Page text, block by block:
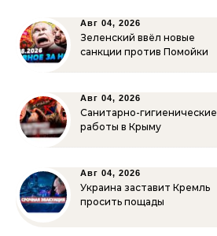
Авг 04, 2026
Зеленский ввёл новые
санкции против Помойки
Авг 04, 2026
Санитарно-гигиенические
работы в Крыму
Авг 04, 2026
Украина заставит Кремль
просить пощады